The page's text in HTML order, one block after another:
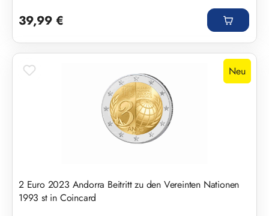
39,99 €
Neu
2 Euro 2023 Andorra Beitritt zu den Vereinten Nationen
1993 st in Coincard